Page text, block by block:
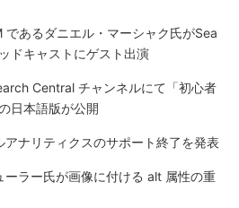
であるダニエル・マーシャク氏がSea
ドキャストにゲスト出演
Central チャンネルにて「初心者
日本語版が公開
ナリティクスのサポート終了を発表
ーラー氏が画像に付ける alt 属性の重